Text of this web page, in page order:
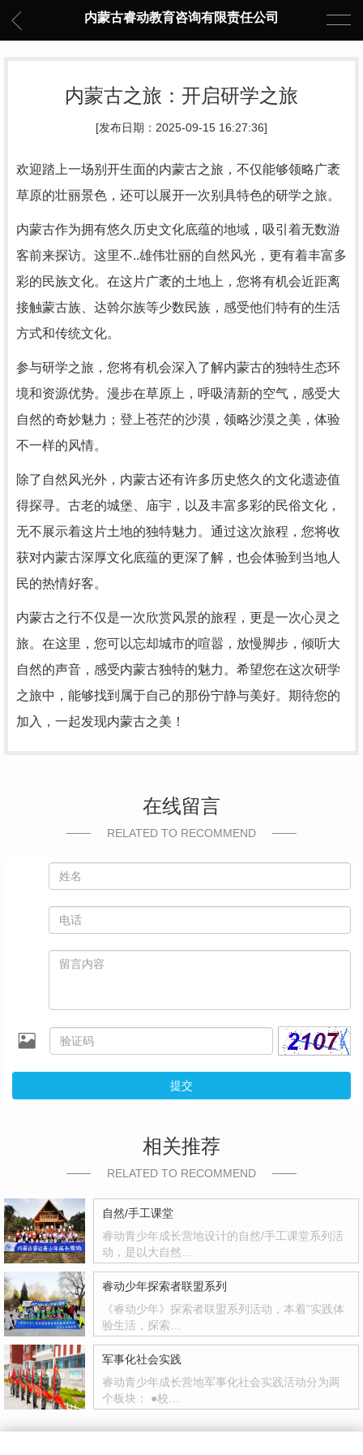
内蒙古睿动教育咨询有限责任公司
内蒙古之旅：开启研学之旅
[发布日期：2025-09-15 16:27:36]
欢迎踏上一场别开生面的内蒙古之旅，不仅能够领略广袤
草原的壮丽景色，还可以展开一次别具特色的研学之旅。
内蒙古作为拥有悠久历史文化底蕴的地域，吸引着无数游
客前来探访。这里不..雄伟壮丽的自然风光，更有着丰富多
彩的民族文化。在这片广袤的土地上，您将有机会近距离
接触蒙古族、达斡尔族等少数民族，感受他们特有的生活
方式和传统文化。
参与研学之旅，您将有机会深入了解内蒙古的独特生态环
境和资源优势。漫步在草原上，呼吸清新的空气，感受大
自然的奇妙魅力；登上苍茫的沙漠，领略沙漠之美，体验
不一样的风情。
除了自然风光外，内蒙古还有许多历史悠久的文化遗迹值
得探寻。古老的城堡、庙宇，以及丰富多彩的民俗文化，
无不展示着这片土地的独特魅力。通过这次旅程，您将收
获对内蒙古深厚文化底蕴的更深了解，也会体验到当地人
民的热情好客。
内蒙古之行不仅是一次欣赏风景的旅程，更是一次心灵之
旅。在这里，您可以忘却城市的喧嚣，放慢脚步，倾听大
自然的声音，感受内蒙古独特的魅力。希望您在这次研学
之旅中，能够找到属于自己的那份宁静与美好。期待您的
加入，一起发现内蒙古之美！
在线留言
RELATED TO RECOMMEND
提交
相关推荐
RELATED TO RECOMMEND
自然/手工课堂
睿动青少年成长营地设计的自然/手工课堂系列活
动，是以大自然…
睿动少年探索者联盟系列
《睿动少年》探索者联盟系列活动，本着”实践体
验生活，探索…
军事化社会实践
睿动青少年成长营地军事化社会实践活动分为两
个板块： ●校…